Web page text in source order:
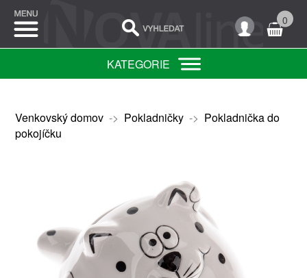
0
KATEGORIE
Venkovský domov-> Pokladničky-> Pokladnička do
pokojíčku